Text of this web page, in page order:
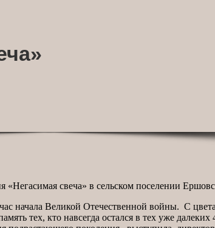
свеча» в сельском поселении
начала Великой Отечественной войны. С
тех, кто навсегда остался в тех уже